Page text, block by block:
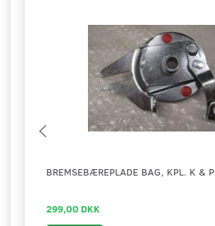
BREMSEBÆREPLADE BAG, KPL. K & P
299,00 DKK